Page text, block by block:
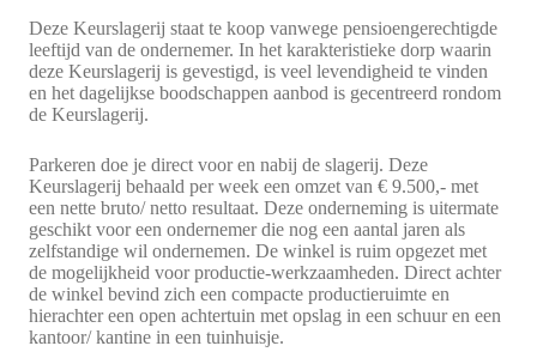
Deze Keurslagerij staat te koop vanwege pensioengerechtigde
leeftijd van de ondernemer. In het karakteristieke dorp waarin
deze Keurslagerij is gevestigd, is veel levendigheid te vinden
en het dagelijkse boodschappen aanbod is gecentreerd rondom
de Keurslagerij.
Parkeren doe je direct voor en nabij de slagerij. Deze
Keurslagerij behaald per week een omzet van € 9.500,- met
een nette bruto/ netto resultaat. Deze onderneming is uitermate
geschikt voor een ondernemer die nog een aantal jaren als
zelfstandige wil ondernemen. De winkel is ruim opgezet met
de mogelijkheid voor productie-werkzaamheden. Direct achter
de winkel bevind zich een compacte productieruimte en
hierachter een open achtertuin met opslag in een schuur en een
kantoor/ kantine in een tuinhuisje.